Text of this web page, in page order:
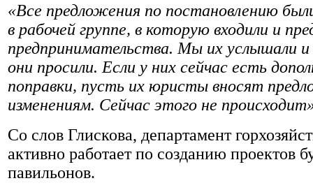
«Все предложения по постановлению
в рабочей группе, в которую входили и
предпринимательства. Мы их услышали и
они просили. Если у них сейчас есть
поправки, пусть их юристы вносят
изменениям. Сейчас этого не
Со слов Глискова, департамент
активно работает по созданию проектов
павильонов.